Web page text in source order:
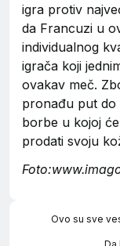
igra protiv
da Francuzi u
individualnog
igrača koji
ovakav meč.
pronađu put do
borbe u kojoj
prodati svoju
Ovo su sve